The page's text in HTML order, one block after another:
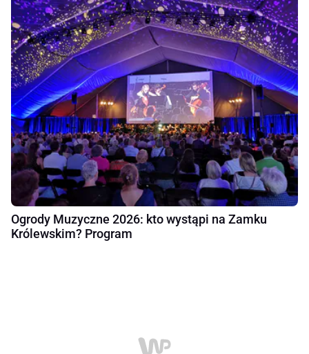
Ogrody Muzyczne 2026: kto wystąpi na Zamku
Królewskim? Program